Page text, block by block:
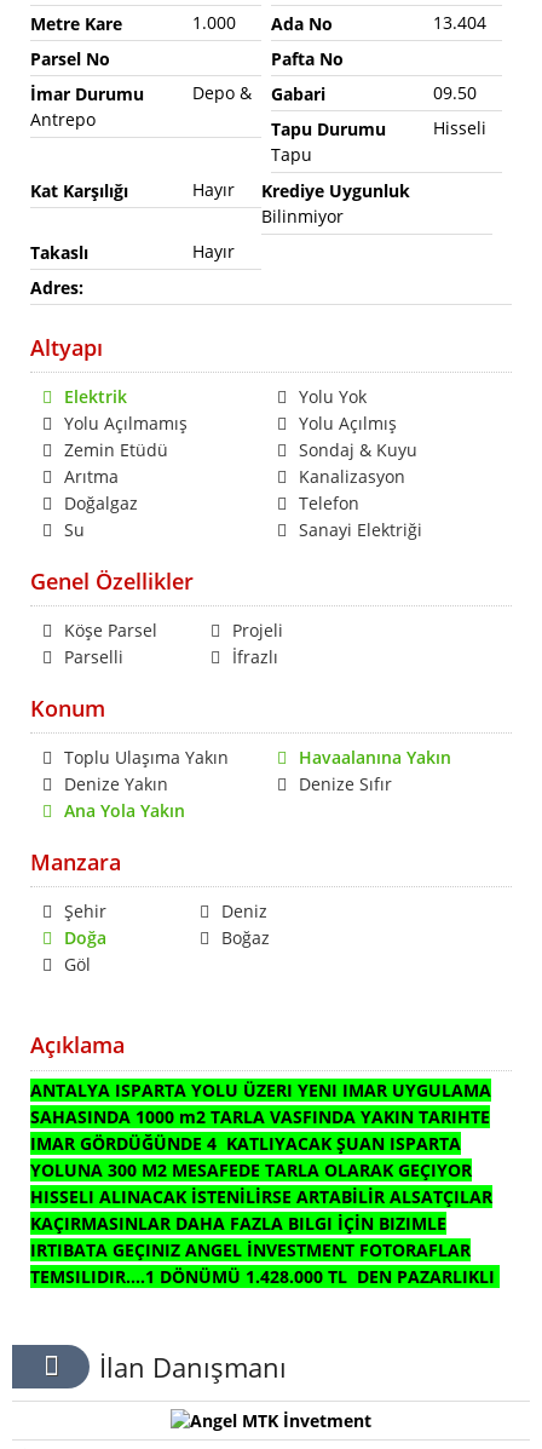
Metre Kare
1.000 Ada No
13.404
Parsel No
Pafta No
İmar Durumu
Depo &
Antrepo
Gabari
09.50
Tapu Durumu
Hisseli
Tapu
Kat Karşılığı
Hayır
Krediye Uygunluk
Bilinmiyor
Takaslı
Hayır
Adres:
Altyapı
Elektrik
Yolu Yok
Yolu Açılmamış
Yolu Açılmış
Zemin Etüdü
Sondaj & Kuyu
Arıtma
Kanalizasyon
Doğalgaz
Telefon
Su
Sanayi Elektriği
Genel Özellikler
Köşe Parsel
Projeli
Parselli
İfrazlı
Konum
Toplu Ulaşıma Yakın
Havaalanına Yakın
Denize Yakın
Denize Sıfır
Ana Yola Yakın
Manzara
Şehir
Deniz
Doğa
Boğaz
Göl
Açıklama
ANTALYA ISPARTA YOLU ÜZERI YENI IMAR UYGULAMA
SAHASINDA 1000 m2 TARLA VASFINDA YAKIN TARIHTE
IMAR GÖRDÜĞÜNDE 4 KATLIYACAK ŞUAN ISPARTA
YOLUNA 300 M2 MESAFEDE TARLA OLARAK GEÇIYOR
HISSELI ALINACAK İSTENİLİRSE ARTABİLİR ALSATÇILAR
KAÇIRMASINLAR DAHA FAZLA BILGI İÇİN BIZIMLE
IRTIBATA GEÇINIZ ANGEL İNVESTMENT FOTORAFLAR
TEMSILIDIR....1 DÖNÜMÜ 1.428.000 TL DEN PAZARLIKLI
İlan Danışmanı